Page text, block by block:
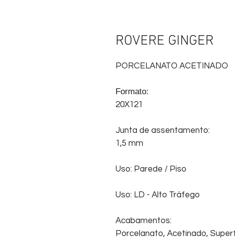
ROVERE GINGER
PORCELANATO ACETINADO
Formato:
20X121
Junta de assentamento:
1,5 mm
Uso: Parede / Piso
Uso: LD - Alto Tráfego
Acabamentos:
Porcelanato, Acetinado,